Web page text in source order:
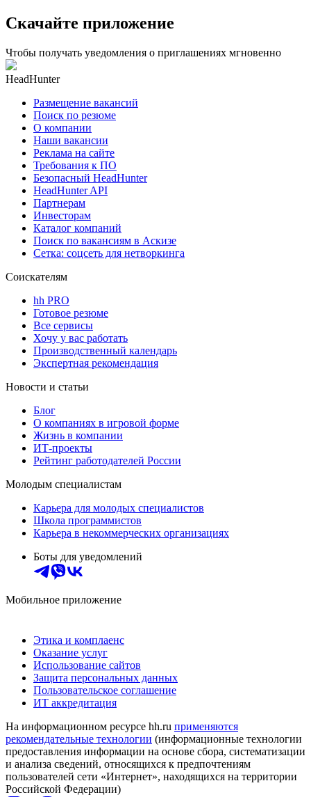
Скачайте приложение
Чтобы получать уведомления о приглашениях мгновенно
HeadHunter
Размещение вакансий
Поиск по резюме
О компании
Наши вакансии
Реклама на сайте
Требования к ПО
Безопасный HeadHunter
HeadHunter API
Партнерам
Инвесторам
Каталог компаний
Поиск по вакансиям в Аскизе
Сетка: соцсеть для нетворкинга
Соискателям
hh PRO
Готовое резюме
Все сервисы
Хочу у вас работать
Производственный календарь
Экспертная рекомендация
Новости и статьи
Блог
О компаниях в игровой форме
Жизнь в компании
ИТ-проекты
Рейтинг работодателей России
Молодым специалистам
Карьера для молодых специалистов
Школа программистов
Карьера в некоммерческих организациях
Боты для уведомлений
Мобильное приложение
Этика и комплаенс
Оказание услуг
Использование сайтов
Защита персональных данных
Пользовательское соглашение
ИТ аккредитация
На информационном ресурсе hh.ru применяются
рекомендательные технологии (информационные технологии
предоставления информации на основе сбора, систематизации
и анализа сведений, относящихся к предпочтениям
пользователей сети «Интернет», находящихся на территории
Российской Федерации)